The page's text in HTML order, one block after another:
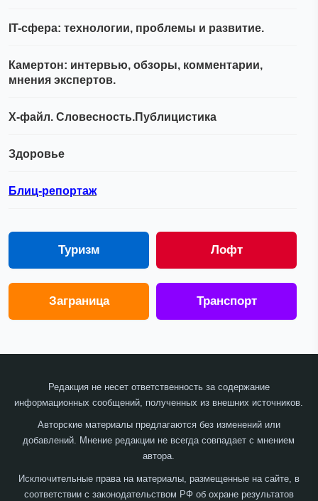
IT-сфера: технологии, проблемы и развитие.
Камертон: интервью, обзоры, комментарии,
мнения экспертов.
Х-файл. Словесность.Публицистика
Здоровье
Блиц-репортаж
Туризм Лофт
Заграница Транспорт
Редакция не несет ответственность за содержание
информационных сообщений, полученных из внешних источников.
Авторские материалы предлагаются без изменений или
добавлений. Мнение редакции не всегда совпадает с мнением
автора.
Исключительные права на материалы, размещенные на сайте, в
соответствии с законодательством РФ об охране результатов